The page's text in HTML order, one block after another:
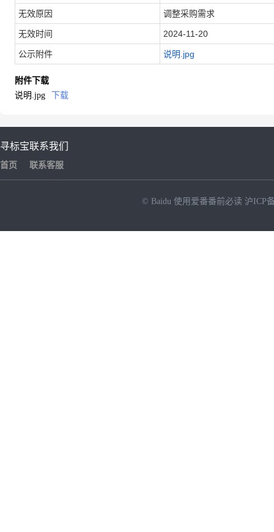
无效原因 调整采购需求
无效时间 2024-11-20
公示附件 说明.jpg
附件下载
说明.jpg
下载
寻标宝
首页
联系我们
联系客服
© Baidu 使用爱番番前必读 沪ICP